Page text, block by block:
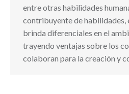
entre otras habilidades
contribuyente de habilidades,
brinda diferenciales en el
trayendo ventajas sobre los
colaboran para la creación y